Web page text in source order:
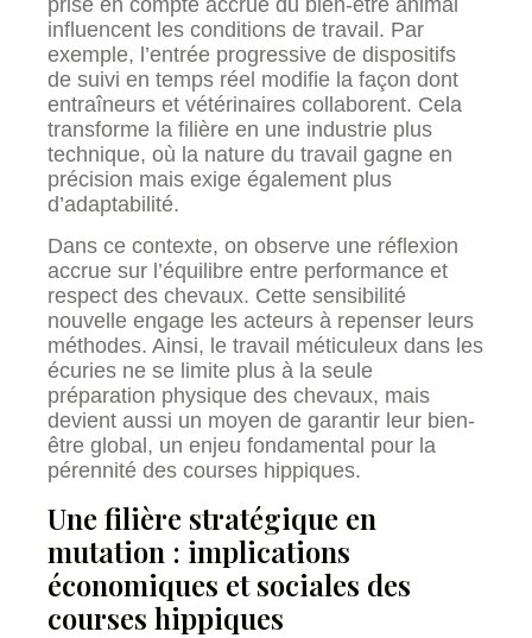
influencent les conditions de travail. Par
exemple, l’entrée progressive de dispositifs
de suivi en temps réel modifie la façon dont
entraîneurs et vétérinaires collaborent. Cela
transforme la filière en une industrie plus
technique, où la nature du travail gagne en
précision mais exige également plus
d’adaptabilité.
Dans ce contexte, on observe une réflexion
accrue sur l’équilibre entre performance et
respect des chevaux. Cette sensibilité
nouvelle engage les acteurs à repenser leurs
méthodes. Ainsi, le travail méticuleux dans les
écuries ne se limite plus à la seule
préparation physique des chevaux, mais
devient aussi un moyen de garantir leur bien-
être global, un enjeu fondamental pour la
pérennité des courses hippiques.
Une filière stratégique en
mutation : implications
économiques et sociales des
courses hippiques